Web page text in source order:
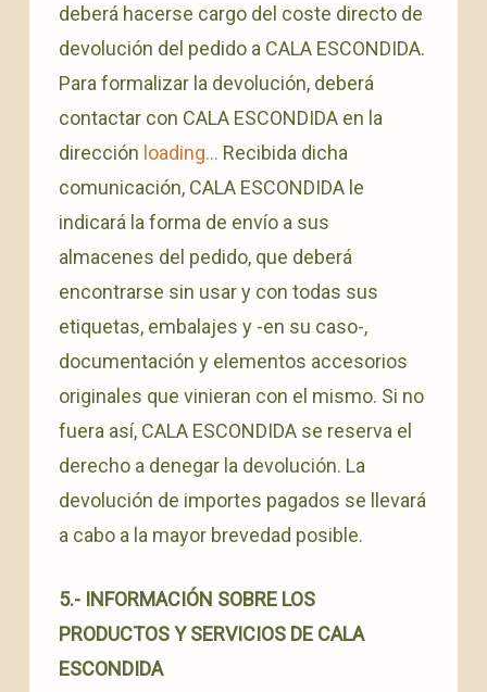
deberá hacerse cargo del coste directo de
devolución del pedido a CALA ESCONDIDA.
Para formalizar la devolución, deberá
contactar con CALA ESCONDIDA en la
dirección loading... Recibida dicha
comunicación, CALA ESCONDIDA le
indicará la forma de envío a sus
almacenes del pedido, que deberá
encontrarse sin usar y con todas sus
etiquetas, embalajes y -en su caso-,
documentación y elementos accesorios
originales que vinieran con el mismo. Si no
fuera así, CALA ESCONDIDA se reserva el
derecho a denegar la devolución. La
devolución de importes pagados se llevará
a cabo a la mayor brevedad posible.
5.- INFORMACIÓN SOBRE LOS
PRODUCTOS Y SERVICIOS DE CALA
ESCONDIDA